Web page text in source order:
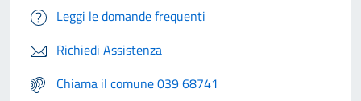
Leggi le domande frequenti
Richiedi Assistenza
Chiama il comune 039 68741